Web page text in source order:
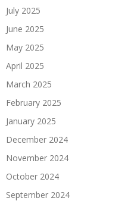
July 2025
June 2025
May 2025
April 2025
March 2025
February 2025
January 2025
December 2024
November 2024
October 2024
September 2024